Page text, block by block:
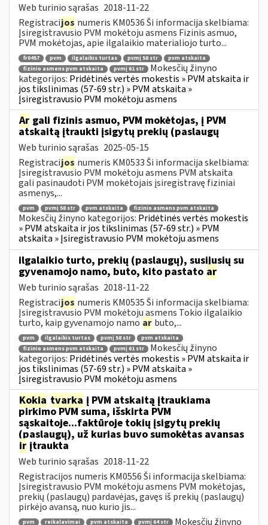
Web turinio sąrašas 2018-11-22
Registracijos numeris KM0536 Ši informacija skelbiama:
Įsiregistravusio PVM mokėtoju asmens Fizinis asmuo,
PVM mokėtojas, apie ilgalaikio materialiojo turto...
fr0457 pvm ilgalaikis turtas pvmį 58 str
pvm atskaita
fizinio asmens pvm atskaita
pvmį 61 str
Mokesčių žinyno
kategorijos: Pridėtinės vertės mokestis » PVM atskaita ir
jos tikslinimas (57-69 str.) » PVM atskaita »
Įsiregistravusio PVM mokėtoju asmens
Ar gali fizinis asmuo, PVM mokėtojas, į PVM
atskaitą įtraukti įsigytų prekių (paslaugų
Web turinio sąrašas 2025-05-15
Registracijos numeris KM0533 Ši informacija skelbiama:
Įsiregistravusio PVM mokėtoju asmens PVM atskaita
gali pasinaudoti PVM mokėtojais įsiregistravę fiziniai
asmenys,...
pvm pvmį 58 str pvm atskaita fizinio asmens pvm atskaita
Mokesčių žinyno kategorijos: Pridėtinės vertės mokestis
» PVM atskaita ir jos tikslinimas (57-69 str.) » PVM
atskaita » Įsiregistravusio PVM mokėtoju asmens
ilgalaikio turto, prekių (paslaugų), susijusių su
gyvenamojo namo, buto, kito pastato ar
Web turinio sąrašas 2018-11-22
Registracijos numeris KM0535 Ši informacija skelbiama:
Įsiregistravusio PVM mokėtoju asmens Tokio ilgalaikio
turto, kaip gyvenamojo namo ar buto,...
pvm ilgalaikis turtas pvmį 58 str
pvm atskaita
fizinio asmens pvm atskaita
pvmį 61 str
Mokesčių žinyno
kategorijos: Pridėtinės vertės mokestis » PVM atskaita ir
jos tikslinimas (57-69 str.) » PVM atskaita »
Įsiregistravusio PVM mokėtoju asmens
Kokia tvarka į PVM atskaitą įtraukiama
pirkimo PVM suma, išskirta PVM
sąskaitoje...faktūroje tokių įsigytų prekių
(paslaugų), už kurias buvo sumokėtas avansas
ir įtraukta
Web turinio sąrašas 2018-11-22
Registracijos numeris KM0556 Ši informacija skelbiama:
Įsiregistravusio PVM mokėtoju asmens PVM mokėtojas,
prekių (paslaugų) pardavėjas, gavęs iš prekių (paslaugų)
pirkėjo avansą, nuo kurio jis...
pvm reikalavimai pvm atskaita pvmį 64 str Mokesčių žinyno